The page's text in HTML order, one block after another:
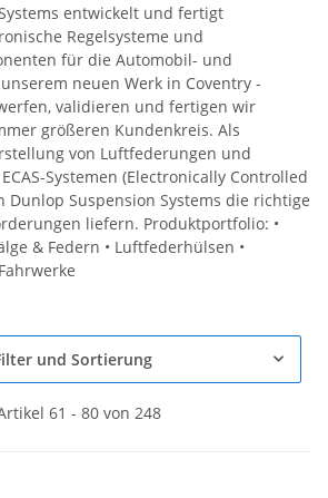
entwickelt und fertigt
Regelsysteme und
für die Automobil- und
neuen Werk in Coventry -
validieren und fertigen wir
größeren Kundenkreis. Als
von Luftfederungen und
Systemen (Electronically Controlled
Dunlop Suspension Systems die richtige
liefern. Produktportfolio: •
& Federn • Luftfederhülsen •
und Sortierung
61 - 80 von 248